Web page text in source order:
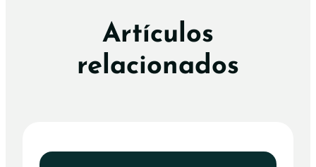
Artículos
relacionados